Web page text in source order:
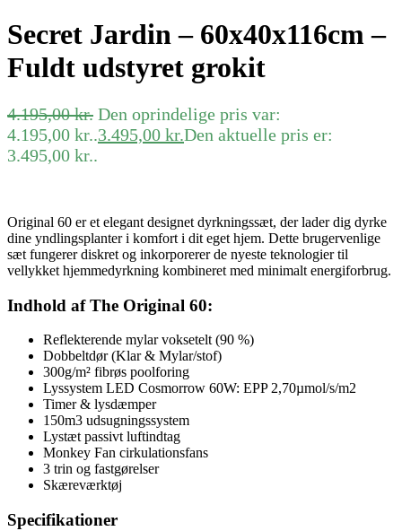
Secret Jardin – 60x40x116cm –
Fuldt udstyret grokit
4.195,00kr. Den oprindelige pris var:
4.195,00 kr..3.495,00 kr.Den aktuelle pris er:
3.495,00 kr..
Original 60 er et elegant designet dyrkningssæt, der lader dig dyrke
dine yndlingsplanter i komfort i dit eget hjem. Dette brugervenlige
sæt fungerer diskret og inkorporerer de nyeste teknologier til
vellykket hjemmedyrkning kombineret med minimalt energiforbrug.
Indhold af The Original 60:
Reflekterende mylar voksetelt (90 %)
Dobbeltdør (Klar & Mylar/stof)
300g/m² fibrøs poolforing
Lyssystem LED Cosmorrow 60W: EPP 2,70µmol/s/m2
Timer & lysdæmper
150m3 udsugningssystem
Lystæt passivt luftindtag
Monkey Fan cirkulationsfans
3 trin og fastgørelser
Skæreværktøj
Specifikationer